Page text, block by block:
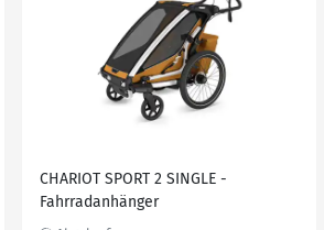
CHARIOT SPORT 2 SINGLE -
Fahrradanhänger